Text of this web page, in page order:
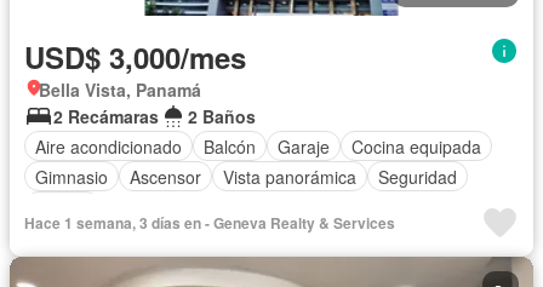
USD$ 3,000/mes
Bella Vista, Panamá
2 Recámaras
2 Baños
Aire acondicionado
Balcón Garaje
Cocina equipada
Gimnasio
Ascensor Vista panorámica
Seguridad
Hace 1 semana, 3 días en - Geneva Realty & Services